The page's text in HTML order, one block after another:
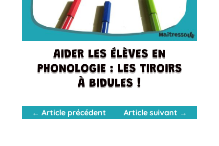
AIDER LES ÉLÈVES EN
PHONOLOGIE : LES TIROIRS
À BIDULES !
← Article précédent Article suivant →